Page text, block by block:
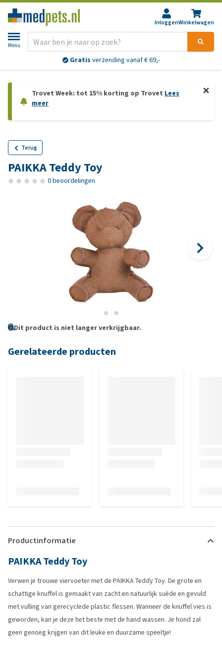
InloggenWinkelwagen
Menu
Gratis verzending vanaf € 69,-
Trovet Week: tot 15% korting op Trovet Lees
meer
Terug
PAIKKA Teddy Toy
0 beoordelingen
Dit product is niet langer verkrijgbaar.
Gerelateerde producten
Productinformatie
PAIKKA Teddy Toy
Verwen je trouwe viervoeter met de PAIKKA Teddy Toy. De grote en
schattige knuffel is gemaakt van zacht en natuurlijk suède en gevuld
met vulling van gerecyclede plastic flessen. Wanneer de knuffel vies is
geworden, kan je deze het beste met de hand wassen. Je hond zal
geen genoeg krijgen van dit leuke en duurzame speeltje!